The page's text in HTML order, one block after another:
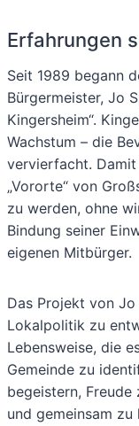
Erfahrungen
Seit 1989 begann
Bürgermeister, Jo
Kingersheim“.
Wachstum – die
vervierfacht.
„Vororte“ von
zu werden, ohne
Bindung seiner
eigenen Mitbürger.
Das Projekt von
Lokalpolitik zu
Lebensweise, die
Gemeinde zu
begeistern, Freude
und gemeinsam zu